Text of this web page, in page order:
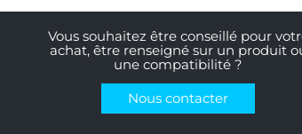
Vous souhaitez être conseillé pour
achat, être renseigné sur un produit
une compatibilité ?
Nous contacter